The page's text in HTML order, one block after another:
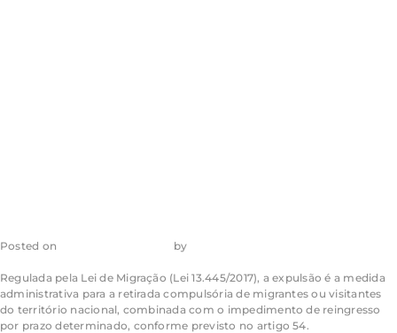
Posted on by
Regulada pela Lei de Migração (Lei 13.445/2017), a expulsão é a medida
administrativa para a retirada compulsória de migrantes ou visitantes
do território nacional, combinada com o impedimento de reingresso
por prazo determinado, conforme previsto no artigo 54.